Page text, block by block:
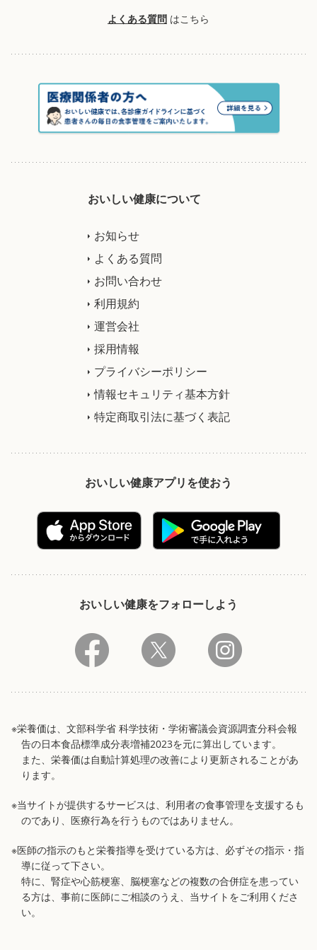
よくある質問 はこちら
おいしい健康について
お知らせ
よくある質問
お問い合わせ
利用規約
運営会社
採用情報
プライバシーポリシー
情報セキュリティ基本方針
特定商取引法に基づく表記
おいしい健康アプリを使おう
おいしい健康をフォローしよう
※栄養価は、文部科学省 科学技術・学術審議会資源調査分科会報
告の日本食品標準成分表増補2023を元に算出しています。
また、栄養価は自動計算処理の改善により更新されることがあ
ります。
※当サイトが提供するサービスは、利用者の食事管理を支援するも
のであり、医療行為を行うものではありません。
※医師の指示のもと栄養指導を受けている方は、必ずその指示・指
導に従って下さい。
特に、腎症や心筋梗塞、脳梗塞などの複数の合併症を患ってい
る方は、事前に医師にご相談のうえ、当サイトをご利用くださ
い。